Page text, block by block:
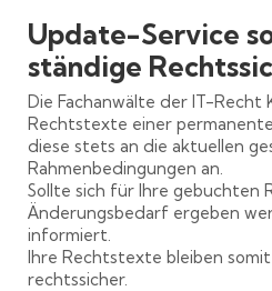
Update-Service
ständige
Die Fachanwälte der IT-Recht
Rechtstexte einer
diese stets an die aktuellen
Rahmenbedingungen an.
Sollte sich für Ihre gebuchten
Änderungsbedarf ergeben
informiert.
Ihre Rechtstexte bleiben
rechtssicher.